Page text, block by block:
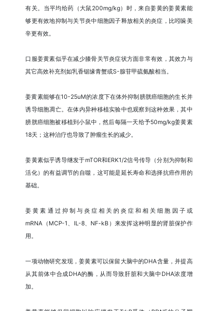
有关。当平均给药（大鼠200mg/kg）时，来自姜黄的姜黄素能
够更有效地抑制与关节炎中细胞因子释放相关的炎症，比吲哚美
辛更有效。
口服姜黄素似乎在减少膝骨关节炎症状方面非常有效，其效力与
其它高效补充剂如乳香锯缘青蟹或S-腺苷甲硫氨酸相当。
姜黄素能够在10-25uM的浓度下在体外抑制膀胱癌细胞的生长并
诱导细胞凋亡。在体内异种移植实验中也观察到这种效果，其中
膀胱癌细胞被移植到小鼠中，然后每隔一天给予50mg/kg姜黄素
18天；这种治疗也导致了肿瘤生长的减少。
姜黄素似乎诱导继发于mTOR和ERK1/2信号传导（分别为抑制和
活化）的有益调节的自噬，这可能是延长寿命和选择抗癌作用的
基础。
姜黄素通过抑制与炎症相关的炎症和相关细胞因子或
mRNA（MCP-1、IL-8、NF-kB）来发挥这种明显的肾脏保护作
用。
一项动物研究发现，姜黄素可以保留大脑中的DHA含量，并提高
从其前体中合成DHA的酶，从而导致肝脏和大脑中DHA浓度增
加。